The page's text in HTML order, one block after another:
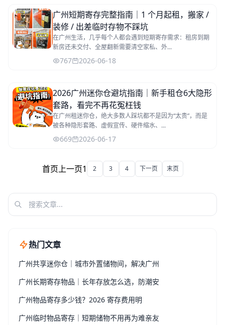
广州短期寄存完整指南｜1 个月起租，搬家 /
装修 / 出差临时存物不踩坑
在广州生活，几乎每个人都会遇到短期寄存需求：租房到期
新房还未交付、全屋翻新需要清空家私、外...
767 2026-06-18
2026广州迷你仓避坑指南｜新手租仓6大隐形
套路，看完不再花冤枉钱
在广州租迷你仓，绝大多数人踩坑都不是因为“太贵”，而是
被各种隐形套路、虚假宣传、硬件缩水、...
669 2026-06-17
首页上一页1 2 3 4 下一页 末页
热门文章
广州共享迷你仓｜城市外置储物间，解决广州
广州长期寄存物品｜长年存放怎么选，防潮安
广州物品寄存多少钱？2026 寄存费用明
广州临时物品寄存｜短期储物不用再为难亲友